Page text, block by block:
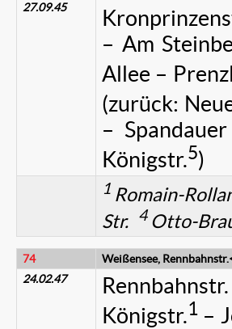
27.09.45
– Am
Allee –
(zurück:
–
Königstr.5)
1 Romain-
Str. 4Otto-
74
Weißensee,
24.02.47
Königstr.1 –